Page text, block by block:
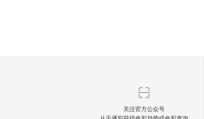
关注官方公众号